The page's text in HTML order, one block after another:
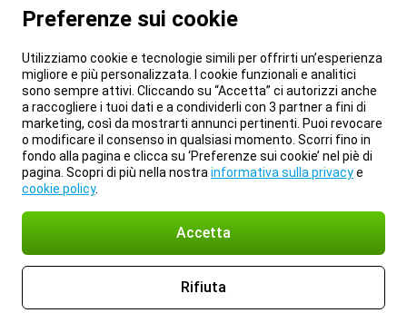
Preferenze sui cookie
Utilizziamo cookie e tecnologie simili per offrirti un’esperienza
migliore e più personalizzata. I cookie funzionali e analitici
sono sempre attivi. Cliccando su “Accetta” ci autorizzi anche
a raccogliere i tuoi dati e a condividerli con 3 partner a fini di
marketing, così da mostrarti annunci pertinenti. Puoi revocare
o modificare il consenso in qualsiasi momento. Scorri fino in
fondo alla pagina e clicca su ‘Preferenze sui cookie’ nel piè di
pagina. Scopri di più nella nostra informativa sulla privacye
cookie policy.
Accetta
Rifiuta